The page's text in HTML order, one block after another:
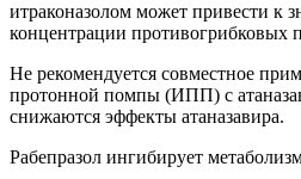
итраконазолом может привести к
концентрации противогрибковых
Не рекомендуется совместное
протонной помпы (ИПП) с
снижаются эффекты атаназавира.
Рабепразол ингибирует